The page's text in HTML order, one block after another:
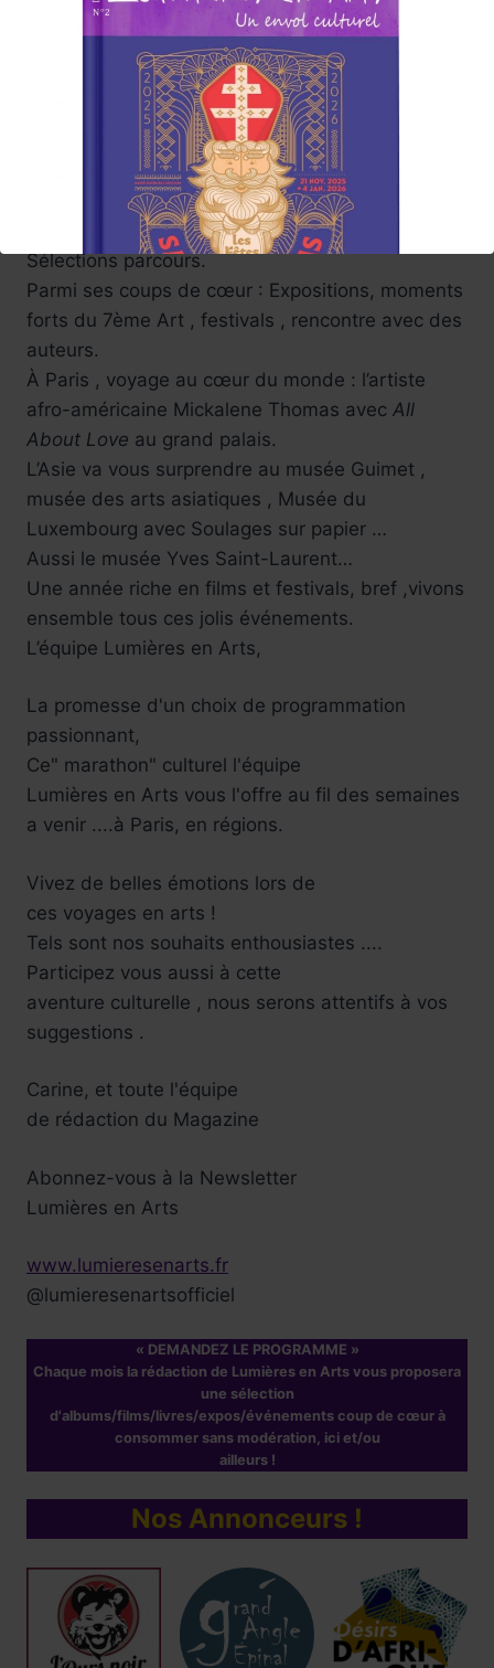
Réservez !
avec des articles
( illustrés par de petits reportages photos et
Lumières en Arts proposera reportages, brèves,
Avant-premières. Focus, portraits… au fil des
Une année 2026 qui commence sous les
meilleures auspices , la team dévoilera des
Sélections parcours.
Parmi ses coups de cœur : Expositions, moments
forts du 7ème Art , festivals , rencontre avec des
auteurs.
À Paris , voyage au cœur du monde : l’artiste
afro-américaine Mickalene Thomas avec All
About Love au grand palais.
L’Asie va vous surprendre au musée Guimet ,
musée des arts asiatiques , Musée du
Luxembourg avec Soulages sur papier …
Aussi le musée Yves Saint-Laurent…
Une année riche en films et festivals, bref ,vivons
ensemble tous ces jolis événements.
L’équipe Lumières en Arts,
La promesse d'un choix de programmation
passionnant,
Ce" marathon" culturel l'équipe
Lumières en Arts vous l'offre au fil des semaines
a venir ....à Paris, en régions.
Vivez de belles émotions lors de
ces voyages en arts !
Tels sont nos souhaits enthousiastes ....
Participez vous aussi à cette
aventure culturelle , nous serons attentifs à vos
suggestions .
Carine, et toute l'équipe
de rédaction du Magazine
Abonnez-vous à la Newsletter
Lumières en Arts
www.lumieresenarts.fr
@lumieresenartsofficiel
« DEMANDEZ LE PROGRAMME »
Chaque mois la rédaction de Lumières en Arts vous proposera
une sélection
d'albums/films/livres/expos/événements coup de cœur à
consommer sans modération, ici et/ou
ailleurs !
Nos Annonceurs !